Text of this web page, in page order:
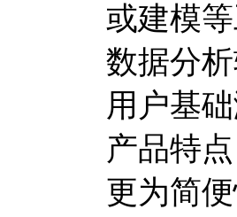
或建模
数据分
用户基
产品特
更为简